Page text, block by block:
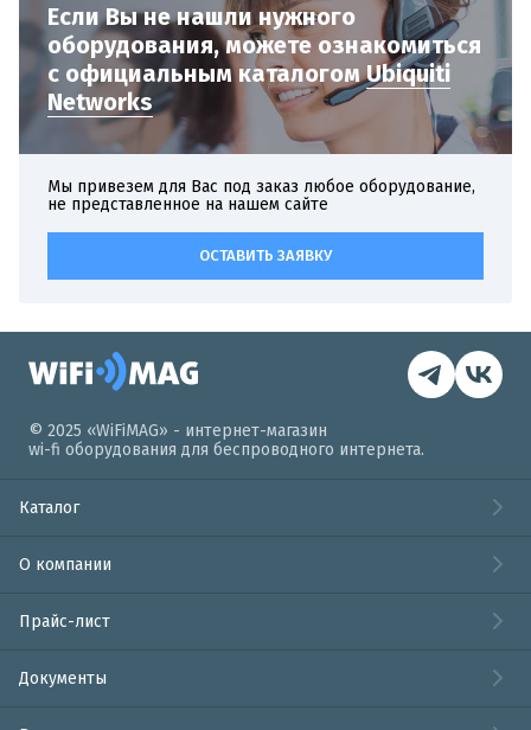
Если Вы не нашли нужного
оборудования,можете ознакомиться
с официальнымкаталогомUbiquiti
Networks
Мы привезем для Вас под заказ любое оборудование,
не представленное на нашем сайте
ОСТАВИТЬ ЗАЯВКУ
© 2025 «WiFiMAG» - интернет-магазин
wi-fi оборудования для беспроводного интернета.
Каталог
О компании
Прайс-лист
Документы